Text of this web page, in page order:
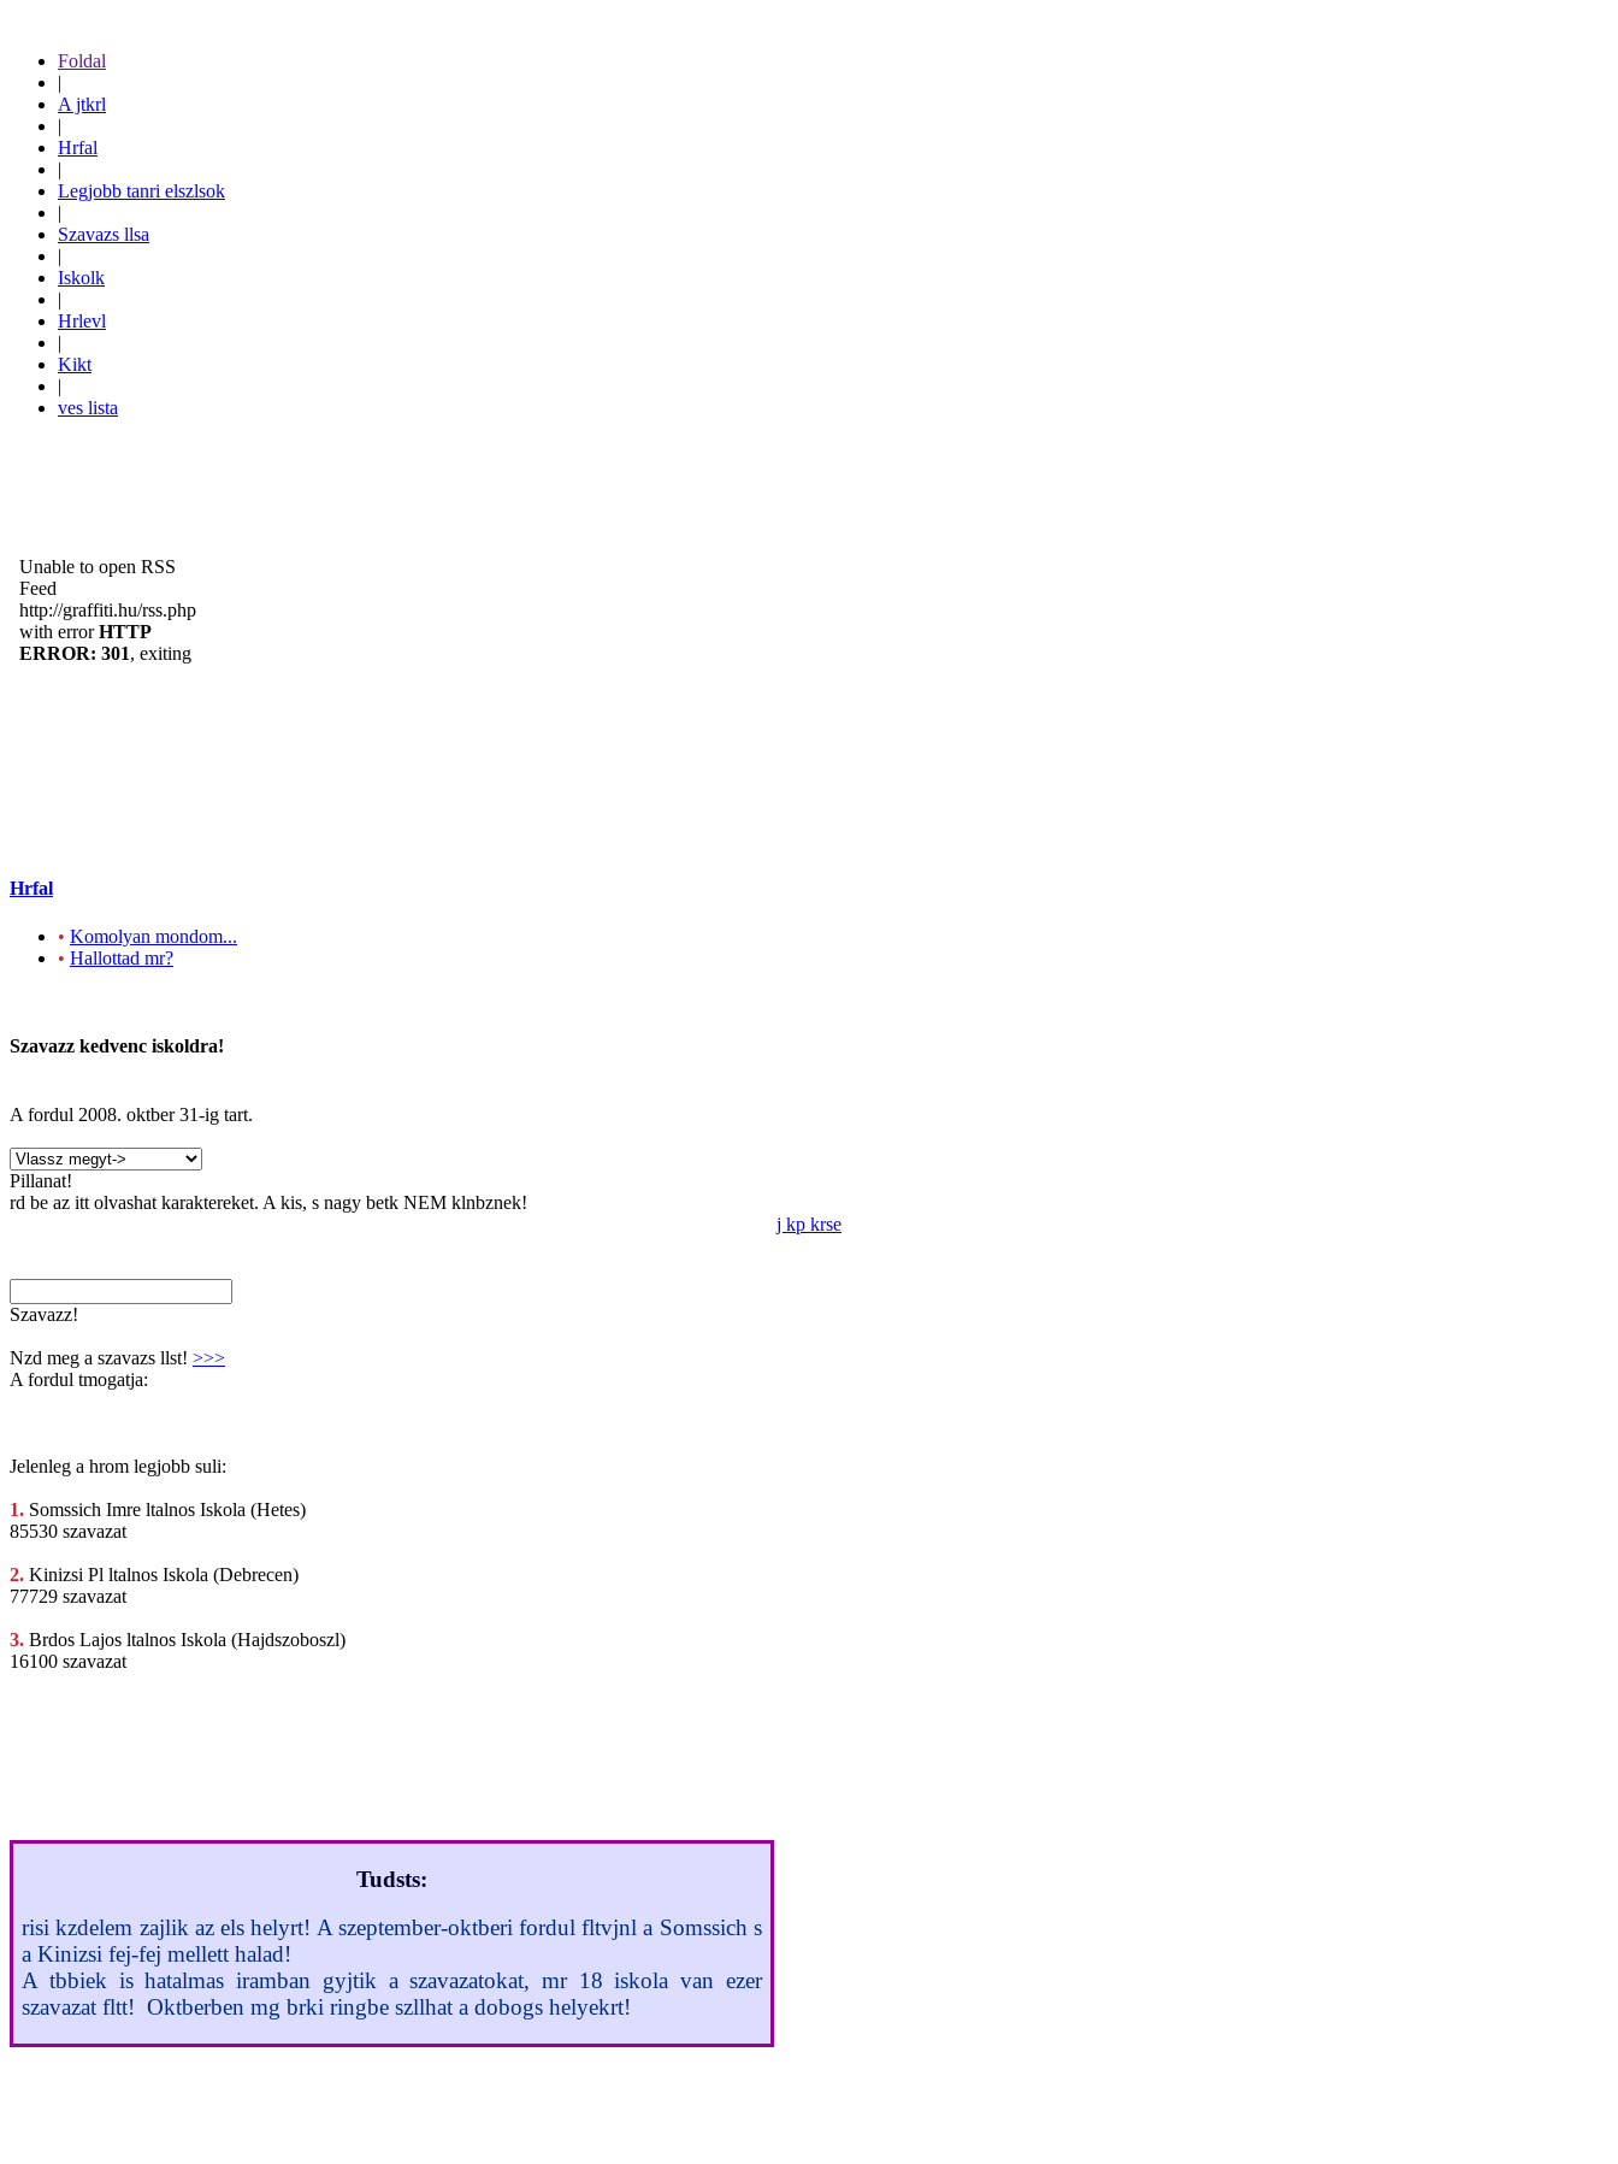
Foldal
|
A jtkrl
|
Hrfal
|
Legjobb tanri elszlsok
|
Szavazs llsa
|
Iskolk
|
Hrlevl
|
Kikt
|
ves lista
Hrfal
• Komolyan mondom...
• Hallottad mr?
Szavazz kedvenc iskoldra!
A fordul 2008. oktber 31-ig tart.
Pillanat!
rd be az itt olvashat karaktereket. A kis, s nagy betk NEM klnbznek!
j kp krse
Szavazz!
Nzd meg a szavazs llst! >>>
A fordul tmogatja:
Jelenleg a hrom legjobb suli:
1. Somssich Imre ltalnos Iskola (Hetes)
85530 szavazat
2. Kinizsi Pl ltalnos Iskola (Debrecen)
77729 szavazat
3. Brdos Lajos ltalnos Iskola (Hajdszoboszl)
16100 szavazat
Tudsts:
risi kzdelem zajlik az els helyrt! A szeptember-oktberi fordul fltvjnl a Somssich s
a Kinizsi fej-fej mellett halad!
A tbbiek is hatalmas iramban gyjtik a szavazatokat, mr 18 iskola van ezer
szavazat fltt! Oktberben mg brki ringbe szllhat a dobogs helyekrt!